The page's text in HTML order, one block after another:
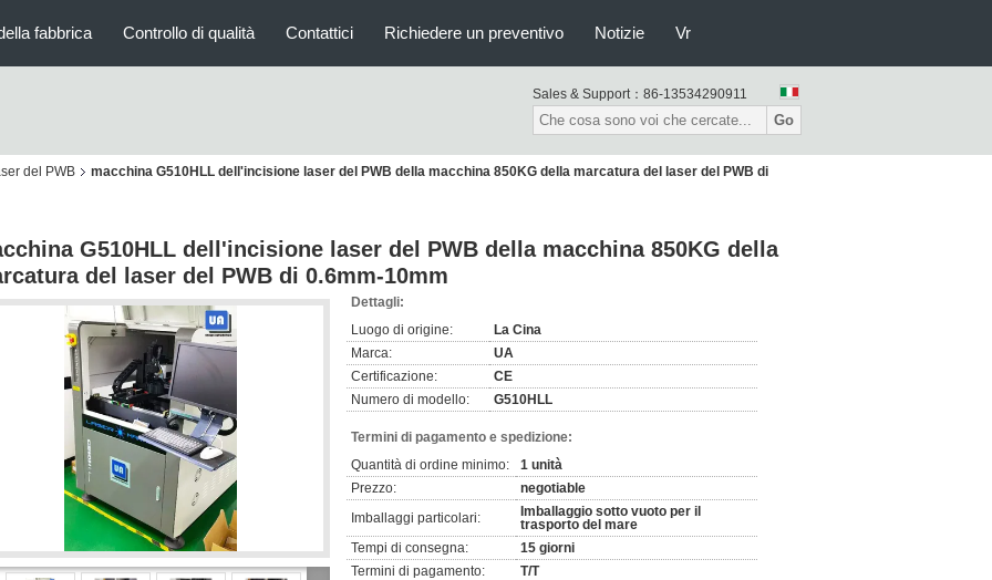
fabbrica Controllo di qualità Contattici Richiedere un preventivo Notizie Vr
Sales & Support： 86-13534290911
Go
del PWB macchina G510HLL dell'incisione laser del PWB della macchina 850KG della marcatura del laser del PWB di
G510HLL dell'incisione laser del PWB della macchina 850KG della
del laser del PWB di 0.6mm-10mm
Dettagli:
Luogo di origine:
La Cina
Marca:
UA
Certificazione:
CE
Numero di modello:
G510HLL
Termini di pagamento e spedizione:
Quantità di ordine minimo:
1 unità
Prezzo:
negotiable
Imballaggi particolari:
Imballaggio sotto vuoto per il
trasporto del mare
Tempi di consegna:
15 giorni
Termini di pagamento:
T/T